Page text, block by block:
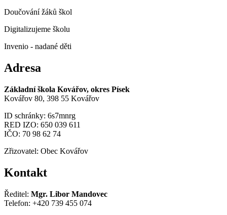
Doučování žáků škol
Digitalizujeme školu
Invenio - nadané děti
Adresa
Základní škola Kovářov, okres Písek
Kovářov 80, 398 55 Kovářov
ID schránky: 6s7mnrg
RED IZO: 650 039 611
IČO: 70 98 62 74
Zřizovatel: Obec Kovářov
Kontakt
Ředitel: Mgr. Libor Mandovec
Telefon: +420 739 455 074